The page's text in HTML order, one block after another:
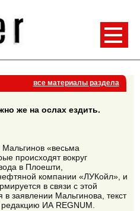
все материалы раздела
же на ослах ездить.
«весьма
происходят вокруг
в Плоешти,
компании «ЛУКойл», и
в связи с этой
в заявлении Мальгинова, текст
редакцию ИА REGNUM.